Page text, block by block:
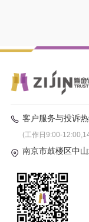
客户服务与投诉
(工作日9:00-
南京市鼓楼区中